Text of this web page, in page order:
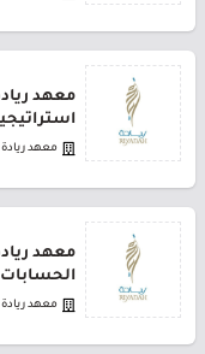
معهد
معهد
معهد
الحسابات
معهد